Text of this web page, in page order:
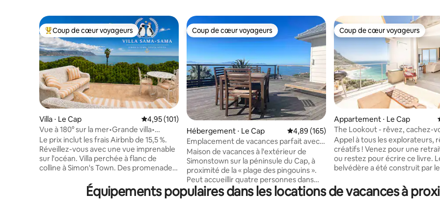
Coups de cœur voyageurs les plus appréciés
Coup de cœur voyageurs
Villa ⋅ Le Cap Évaluation moyenne sur la base de 101 commentaires : 4,95 sur 5
4,95 (101)
Vue à 180° sur la mer•Grande villa•
Plages• Pingouins
Le prix inclut les frais Airbnb de 15,5 %.
Réveillez-vous avec une vue imprenable
sur l'océan. Villa perchée à flanc de
colline à Simon's Town. Des promenades
nombreuses colonies de pingouins et
des plages secrètes sans vent. Cuisine
Coup de cœur voyageurs
Coup de cœur voyageurs
Hébergement ⋅ Le Cap Évaluation moyenne sur la base de 165
4,89 (165)
Emplacement de vacances parfait avec
une vue imprenable sur la mer
Maison de vacances à l'extérieur de
Simonstown sur la péninsule du Cap, à
proximité de la « plage des pingouins ».
Peut accueillir quatre personnes dans
deux chambres. Plan ouvert
cuisine/salon se jette sur une grande
Coup de cœur voyageurs
Coup de cœur voyageurs
Appartement ⋅ Le Cap
The Lookout - rêvez, cachez-
explorez !
Appel à tous les explorateurs,
créatifs ! Venez pour une
ou restez pour écrire ce livre.
belvédère a été construit par le
période de dix ans. Il y a de la
de l'amour derrière chaque
Équipements populaires dans les locations de vacances à